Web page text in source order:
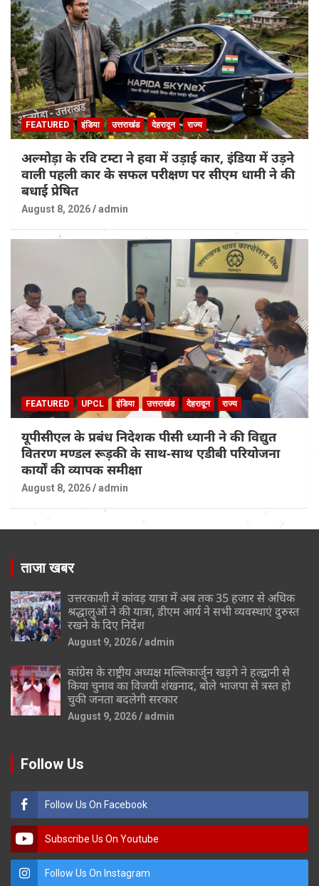
FEATURED इंडिया उत्तराखंड देहरादून राज्य
अल्मोड़ा के रवि टम्टा ने हवा में उड़ाई कार, इंडिया में उड़ने
वाली पहली कार के सफल परीक्षण पर सीएम धामी ने की
बधाई प्रेषित
August 8, 2026 admin
FEATURED UPCL इंडिया उत्तराखंड देहरादून राज्य
यूपीसीएल के प्रबंध निदेशक पीसी ध्यानी ने की विद्युत
वितरण मण्डल रूड़की के साथ-साथ एडीबी परियोजना
कार्यों की व्यापक समीक्षा
August 8, 2026 admin
ताजा खबर
उत्तरकाशी में कांवड़ यात्रा में अब तक 35 हजार से अधिक
श्रद्धालुओं ने की यात्रा, डीएम आर्य ने सभी व्यवस्थाएं दुरुस्त
रखने के दिए निर्देश
August 9, 2026 admin
कांग्रेस के राष्ट्रीय अध्यक्ष मल्लिकार्जुन खड़गे ने हल्द्वानी से
किया चुनाव का विजयी शंखनाद, बोले भाजपा से त्रस्त हो
चुकी जनता बदलेगी सरकार
August 9, 2026 admin
Follow Us
Follow Us On Facebook
Subscribe Us On Youtube
Follow Us On Instagram